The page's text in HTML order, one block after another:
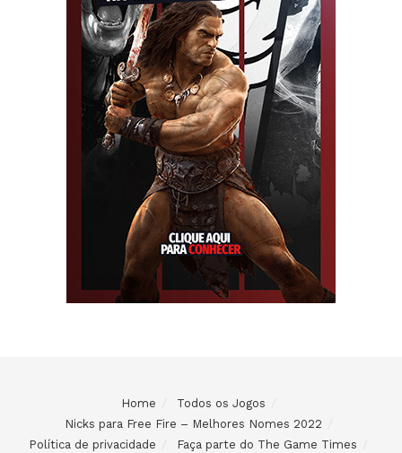
Home
Todos os Jogos
Nicks para Free Fire – Melhores Nomes 2022
Política de privacidade
Faça parte do The Game Times